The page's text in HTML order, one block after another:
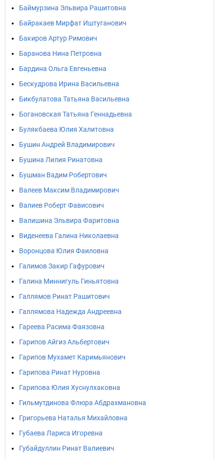
Баймурзина Эльвира Рашитовна
Байракаев Мирфат Иштуганович
Бакиров Артур Римович
Баранова Нина Петровна
Бардина Ольга Евгеньевна
Бескудрова Ирина Васильевна
Бикбулатова Татьяна Васильевна
Богановская Татьяна Геннадьевна
Булякбаева Юлия Халитовна
Бушин Андрей Владимирович
Бушина Лилия Ринатовна
Бушман Вадим Робертович
Валеев Максим Владимирович
Валиев Роберт Фависович
Валишина Эльвира Фаритовна
Виденеева Галина Николаевна
Воронцова Юлия Фаиловна
Галимов Закир Гафурович
Галина Миннигуль Гиньятовна
Галлямов Ринат Рашитович
Галлямова Надежда Андреевна
Гареева Расима Фаязовна
Гарипов Айгиз Альбертович
Гарипов Мухамет Каримьянович
Гарипова Ринат Нуровна
Гарипова Юлия Хуснулхаковна
Гильмутдинова Флюра Абдрахмановна
Григорьева Наталья Михайловна
Губаева Лариса Игоревна
Губайдуллин Ринат Валиевич